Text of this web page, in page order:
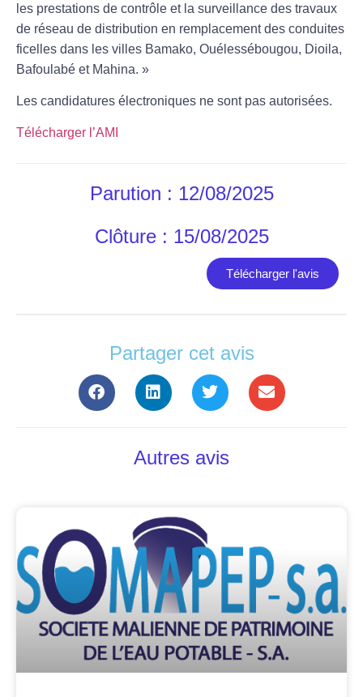
les prestations de contrôle et la surveillance des travaux
de réseau de distribution en remplacement des conduites
ficelles dans les villes Bamako, Ouélessébougou, Dioila,
Bafoulabé et Mahina. »
Les candidatures électroniques ne sont pas autorisées.
Télécharger l’AMI
Parution : 12/08/2025
Clôture : 15/08/2025
Télécharger l'avis
Partager cet avis
Autres avis